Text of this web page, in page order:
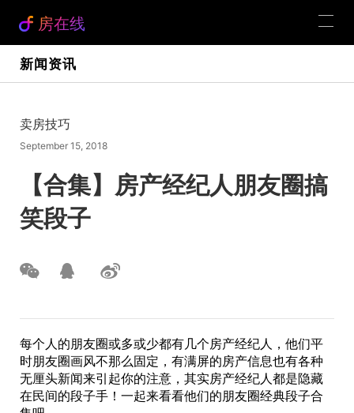
房在线
新闻资讯
卖房技巧
September 15, 2018
【合集】房产经纪人朋友圈搞
笑段子
每个人的朋友圈或多或少都有几个房产经纪人，他们平
时朋友圈画风不那么固定，有满屏的房产信息也有各种
无厘头新闻来引起你的注意，其实房产经纪人都是隐藏
在民间的段子手！一起来看看他们的朋友圈经典段子合